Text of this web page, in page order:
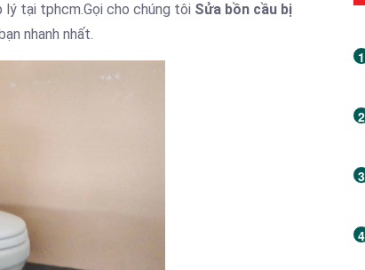
lý tại tphcm.Gọi cho chúng tôi Sửa bồn cầu bị
nhanh nhất.